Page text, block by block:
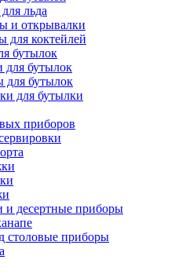
льда
и открывалки
для коктейлей
бутылок
для бутылок
для бутылок
для бутылки
приборов
десертные приборы
столовые приборы